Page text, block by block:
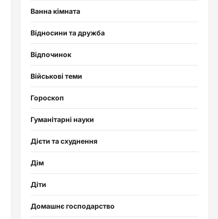
Ванна кімната
Відносини та дружба
Відпочинок
Військові теми
Гороскоп
Гуманітарні науки
Дієти та схуднення
Дім
Діти
Домашнє господарство